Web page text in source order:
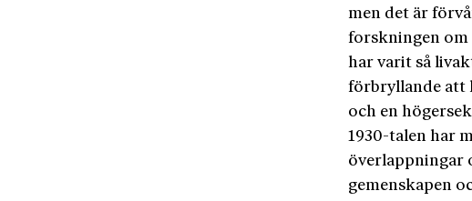
men det är
forskningen om
har varit så
förbryllande att
och en
1930-talen har
överlappningar
gemenskapen